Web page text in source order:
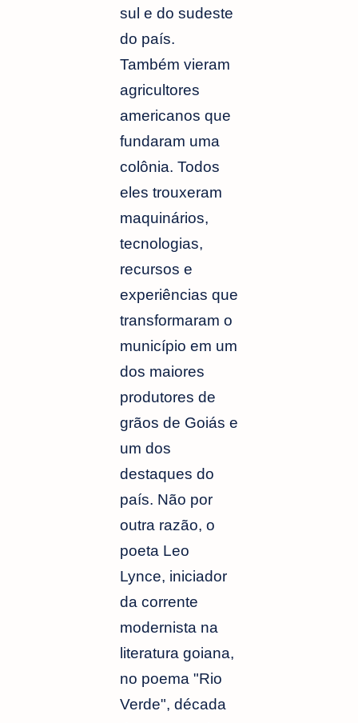
sul e do sudeste
do país.
Também vieram
agricultores
americanos que
fundaram uma
colônia. Todos
eles trouxeram
maquinários,
tecnologias,
recursos e
experiências que
transformaram o
município em um
dos maiores
produtores de
grãos de Goiás e
um dos
destaques do
país. Não por
outra razão, o
poeta Leo
Lynce, iniciador
da corrente
modernista na
literatura goiana,
no poema "Rio
Verde", década